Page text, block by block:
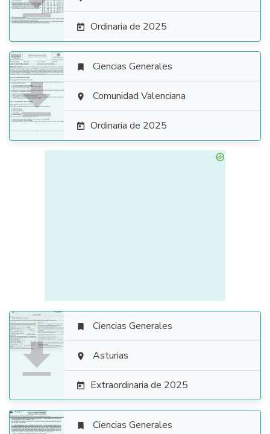
 Ordinaria de 2025

 Ciencias Generales
 Comunidad Valenciana
 Ordinaria de 2025

 Ciencias Generales
 Asturias
 Extraordinaria de 2025
 Ciencias Generales